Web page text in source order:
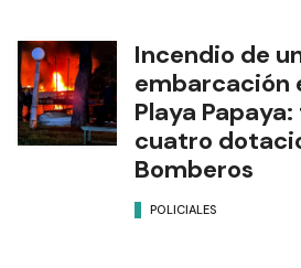
Incendio de
embarcación
Playa
cuatro
Bomberos
POLICIALES